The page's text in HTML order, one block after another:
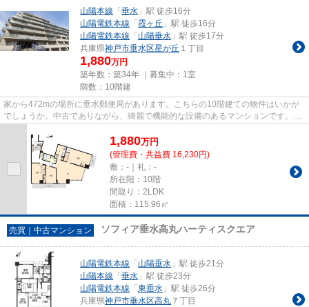
山陽本線 「 垂水 」駅 徒歩16分
山陽電鉄本線 「 霞ヶ丘 」駅 徒歩16分
山陽電鉄本線 「 山陽垂水 」駅 徒歩17分
兵庫県神戸市垂水区星が丘 １丁目
1,880万円
築年数：築34年 ｜募集中： 1室
階数：10階建
家から472mの場所に垂水郵便局があります。こちらの10階建ての物件はいかが
でしょうか。中古でありながら、綺麗で機能的な設備のあるマンションです。こ
1,880万円
(管理費・共益費 16,230円)
敷：-｜礼：-
所在階：10階
間取り：2LDK
面積：115.96㎡
売買｜中古マンション ソフィア垂水高丸ハーティスクエア
山陽電鉄本線 「 山陽垂水 」駅 徒歩21分
山陽本線 「 垂水 」駅 徒歩23分
山陽電鉄本線 「 東垂水 」駅 徒歩26分
兵庫県神戸市垂水区高丸 ７丁目